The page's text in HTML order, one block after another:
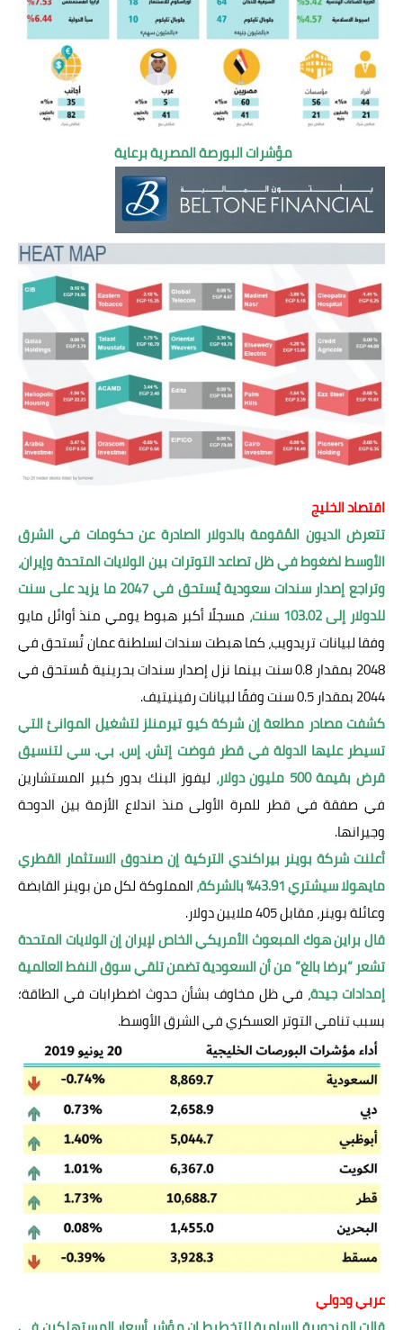
مؤشرات البورصة المصرية برعاية
اقتصاد الخليج
تتعرض الديون المُقومة بالدولار الصادرة عن حكومات في الشرق
الأوسط لضغوط في ظل تصاعد التوترات بين الولايات المتحدة وإيران،
وتراجع إصدار سندات سعودية يُستحق في 2047 ما يزيد على سنت
للدولار إلى 103.02 سنت،
مسجلًا أكبر هبوط يومي منذ أوائل مايو
وفقا لبيانات تريدويب، كما هبطت سندات لسلطنة عمان تُستحق في
2048 بمقدار 0.8 سنت بينما نزل إصدار سندات بحرينية مُستحق في
2044 بمقدار 0.5 سنت وفقًا لبيانات رفينيتيف.
كشفت مصادر مطلعة إن شركة كيو تيرمنلز لتشغيل الموانئ التي
تسيطر عليها الدولة في قطر فوضت إتش. إس. بي. سي لتنسيق
قرض بقيمة 500 مليون دولار،
ليفوز البنك بدور كبير المستشارين
في صفقة في قطر للمرة الأولى منذ اندلاع الأزمة بين الدوحة
وجيرانها.
أعلنت شركة بوينر بيراكندي التركية إن صندوق الاستثمار القطري
مايهولا سيشتري 43.91% بالشركة،
المملوكة لكل من بوينر القابضة
وعائلة بوينر، مقابل 405 ملايين دولار.
قال براين هوك المبعوث الأمريكي الخاص لإيران إن الولايات المتحدة
تشعر “برضا بالغ” من أن السعودية تضمن تلقي سوق النفط العالمية
إمدادات جيدة، في ظل مخاوف بشأن حدوث اضطرابات في الطاقة؛
بسبب تنامي التوتر العسكري في الشرق الأوسط.
عربي ودولي